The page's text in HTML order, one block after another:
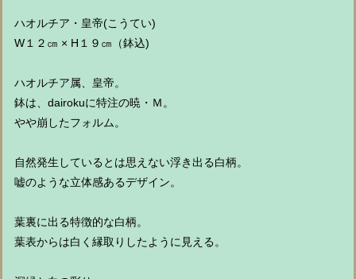
ハオルチア・皇帝(こうてい)
W１２㎝ × H１９㎝（鉢込)
ハオルチア属、皇帝。
鉢は、dairokuに特注の暁・Ｍ。
やや崩したフォルム。
自然発生しているとは思えない浮き出る白柄。
嘘のような立体感あるデザイン。
葉裏に出る特徴的な白柄。
葉表からは白く縁取りしたように見える。